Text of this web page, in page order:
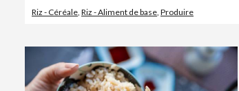
Riz - Céréale, Riz - Aliment de base, Produire